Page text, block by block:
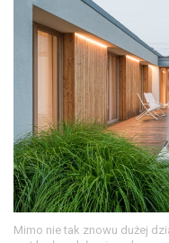
Mimo nie tak znowu dużej